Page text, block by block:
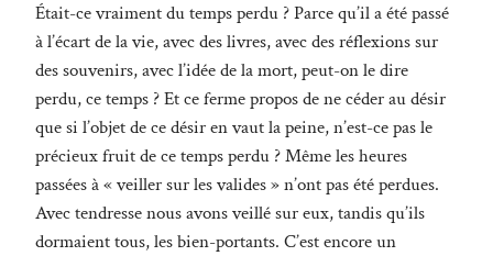
Était-ce vraiment du temps perdu ? Parce qu’il a été passé
à l’écart de la vie, avec des livres, avec des réflexions sur
des souvenirs, avec l’idée de la mort, peut-on le dire
perdu, ce temps ? Et ce ferme propos de ne céder au désir
que si l’objet de ce désir en vaut la peine, n’est-ce pas le
précieux fruit de ce temps perdu ? Même les heures
passées à « veiller sur les valides » n’ont pas été perdues.
Avec tendresse nous avons veillé sur eux, tandis qu’ils
dormaient tous, les bien-portants. C’est encore un